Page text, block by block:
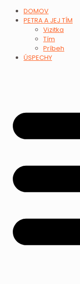
DOMOV
PETRA A JEJ TÍM
Vizitka
Tím
Príbeh
ÚSPECHY